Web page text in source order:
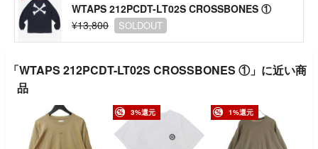
WTAPS 212PCDT-LT02S CROSSBONES ①
¥13,800
SOLDOUT
「WTAPS 212PCDT-LT02S CROSSBONES ①」に近い商
品
3%還元 1%還元